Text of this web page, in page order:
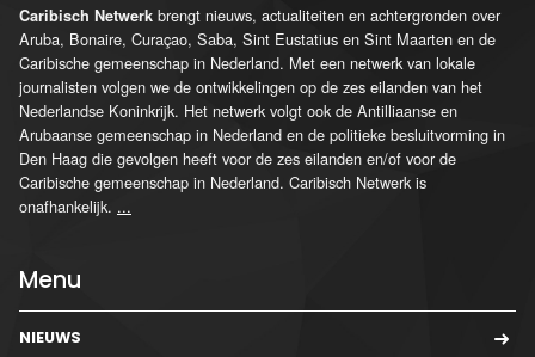
Caribisch Netwerk brengt nieuws, actualiteiten en achtergronden over
Aruba, Bonaire, Curaçao, Saba, Sint Eustatius en Sint Maarten en de
Caribische gemeenschap in Nederland. Met een netwerk van lokale
journalisten volgen we de ontwikkelingen op de zes eilanden van het
Nederlandse Koninkrijk. Het netwerk volgt ook de Antilliaanse en
Arubaanse gemeenschap in Nederland en de politieke besluitvorming in
Den Haag die gevolgen heeft voor de zes eilanden en/of voor de
Caribische gemeenschap in Nederland. Caribisch Netwerk is
onafhankelijk. ...
Menu
NIEUWS